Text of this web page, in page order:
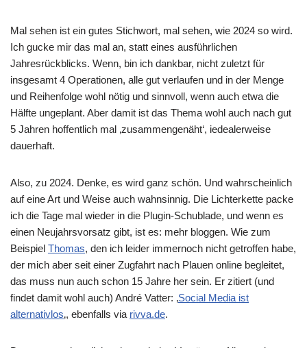
Mal sehen ist ein gutes Stichwort, mal sehen, wie 2024 so wird.
Ich gucke mir das mal an, statt eines ausführlichen
Jahresrückblicks. Wenn, bin ich dankbar, nicht zuletzt für
insgesamt 4 Operationen, alle gut verlaufen und in der Menge
und Reihenfolge wohl nötig und sinnvoll, wenn auch etwa die
Hälfte ungeplant. Aber damit ist das Thema wohl auch nach gut
5 Jahren hoffentlich mal ‚zusammengenäht‘, iedealerweise
dauerhaft.
Also, zu 2024. Denke, es wird ganz schön. Und wahrscheinlich
auf eine Art und Weise auch wahnsinnig. Die Lichterkette packe
ich die Tage mal wieder in die Plugin-Schublade, und wenn es
einen Neujahrsvorsatz gibt, ist es: mehr bloggen. Wie zum
Beispiel Thomas, den ich leider immernoch nicht getroffen habe,
der mich aber seit einer Zugfahrt nach Plauen online begleitet,
das muss nun auch schon 15 Jahre her sein. Er zitiert (und
findet damit wohl auch) André Vatter: ‚Social Media ist
alternativlos‚, ebenfalls via rivva.de.